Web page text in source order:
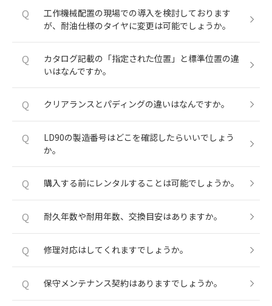
Q
工作機械配置の現場での導入を検討しております
が、耐油仕様のタイヤに変更は可能でしょうか。
Q
カタログ記載の「指定された位置」と標準位置の違
いはなんですか。
Q クリアランスとパディングの違いはなんですか。
Q
LD90の製造番号はどこを確認したらいいでしょう
か。
Q 購入する前にレンタルすることは可能でしょうか。
Q 耐久年数や耐用年数、交換目安はありますか。
Q 修理対応はしてくれますでしょうか。
Q 保守メンテナンス契約はありますでしょうか。